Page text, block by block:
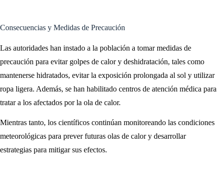
Consecuencias y Medidas de Precaución
Las autoridades han instado a la población a tomar medidas de
precaución para evitar golpes de calor y deshidratación, tales como
mantenerse hidratados, evitar la exposición prolongada al sol y utilizar
ropa ligera. Además, se han habilitado centros de atención médica para
tratar a los afectados por la ola de calor.
Mientras tanto, los científicos continúan monitoreando las condiciones
meteorológicas para prever futuras olas de calor y desarrollar
estrategias para mitigar sus efectos.